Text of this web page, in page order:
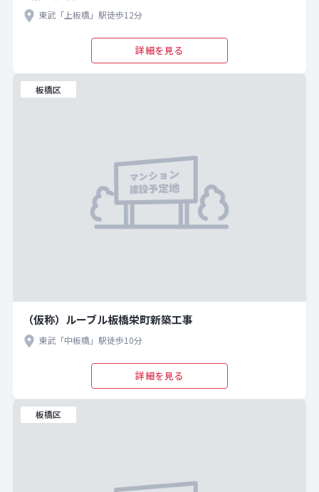
東武「上板橋」駅徒歩12分
詳細を見る
板橋区
（仮称）ルーブル板橋栄町新築工事
東武「中板橋」駅徒歩10分
詳細を見る
板橋区